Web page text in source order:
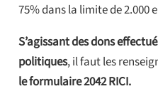
75% dans la limite de 2.000
S’agissant des dons
politiques, il faut les
le formulaire 2042 RICI.